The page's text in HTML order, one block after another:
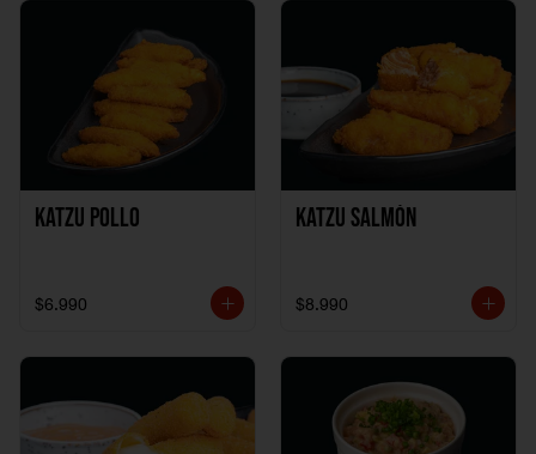
Katzu Pollo
$6.990
Katzu Salmón
$8.990